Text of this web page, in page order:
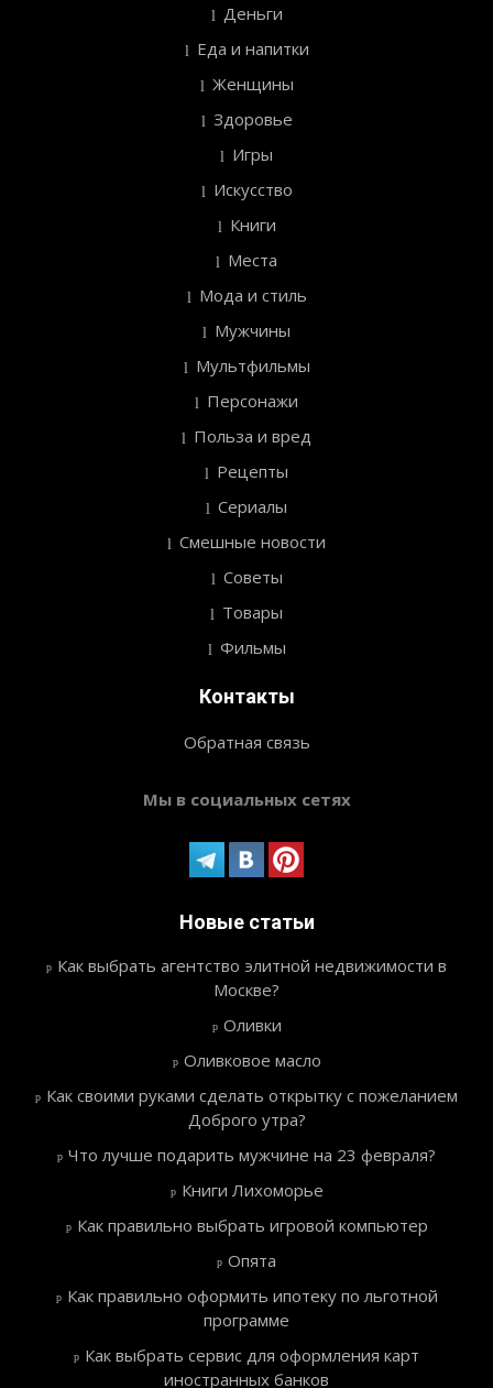
Деньги
Еда и напитки
Женщины
Здоровье
Игры
Искусство
Книги
Места
Мода и стиль
Мужчины
Мультфильмы
Персонажи
Польза и вред
Рецепты
Сериалы
Смешные новости
Советы
Товары
Фильмы
Контакты
Обратная связь
Мы в социальных сетях
Новые статьи
Как выбрать агентство элитной недвижимости в
Москве?
Оливки
Оливковое масло
Как своими руками сделать открытку с пожеланием
Доброго утра?
Что лучше подарить мужчине на 23 февраля?
Книги Лихоморье
Как правильно выбрать игровой компьютер
Опята
Как правильно оформить ипотеку по льготной
программе
Как выбрать сервис для оформления карт
иностранных банков